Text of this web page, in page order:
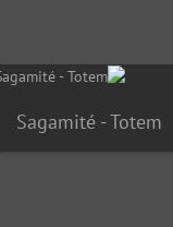
Sagamité - Totem